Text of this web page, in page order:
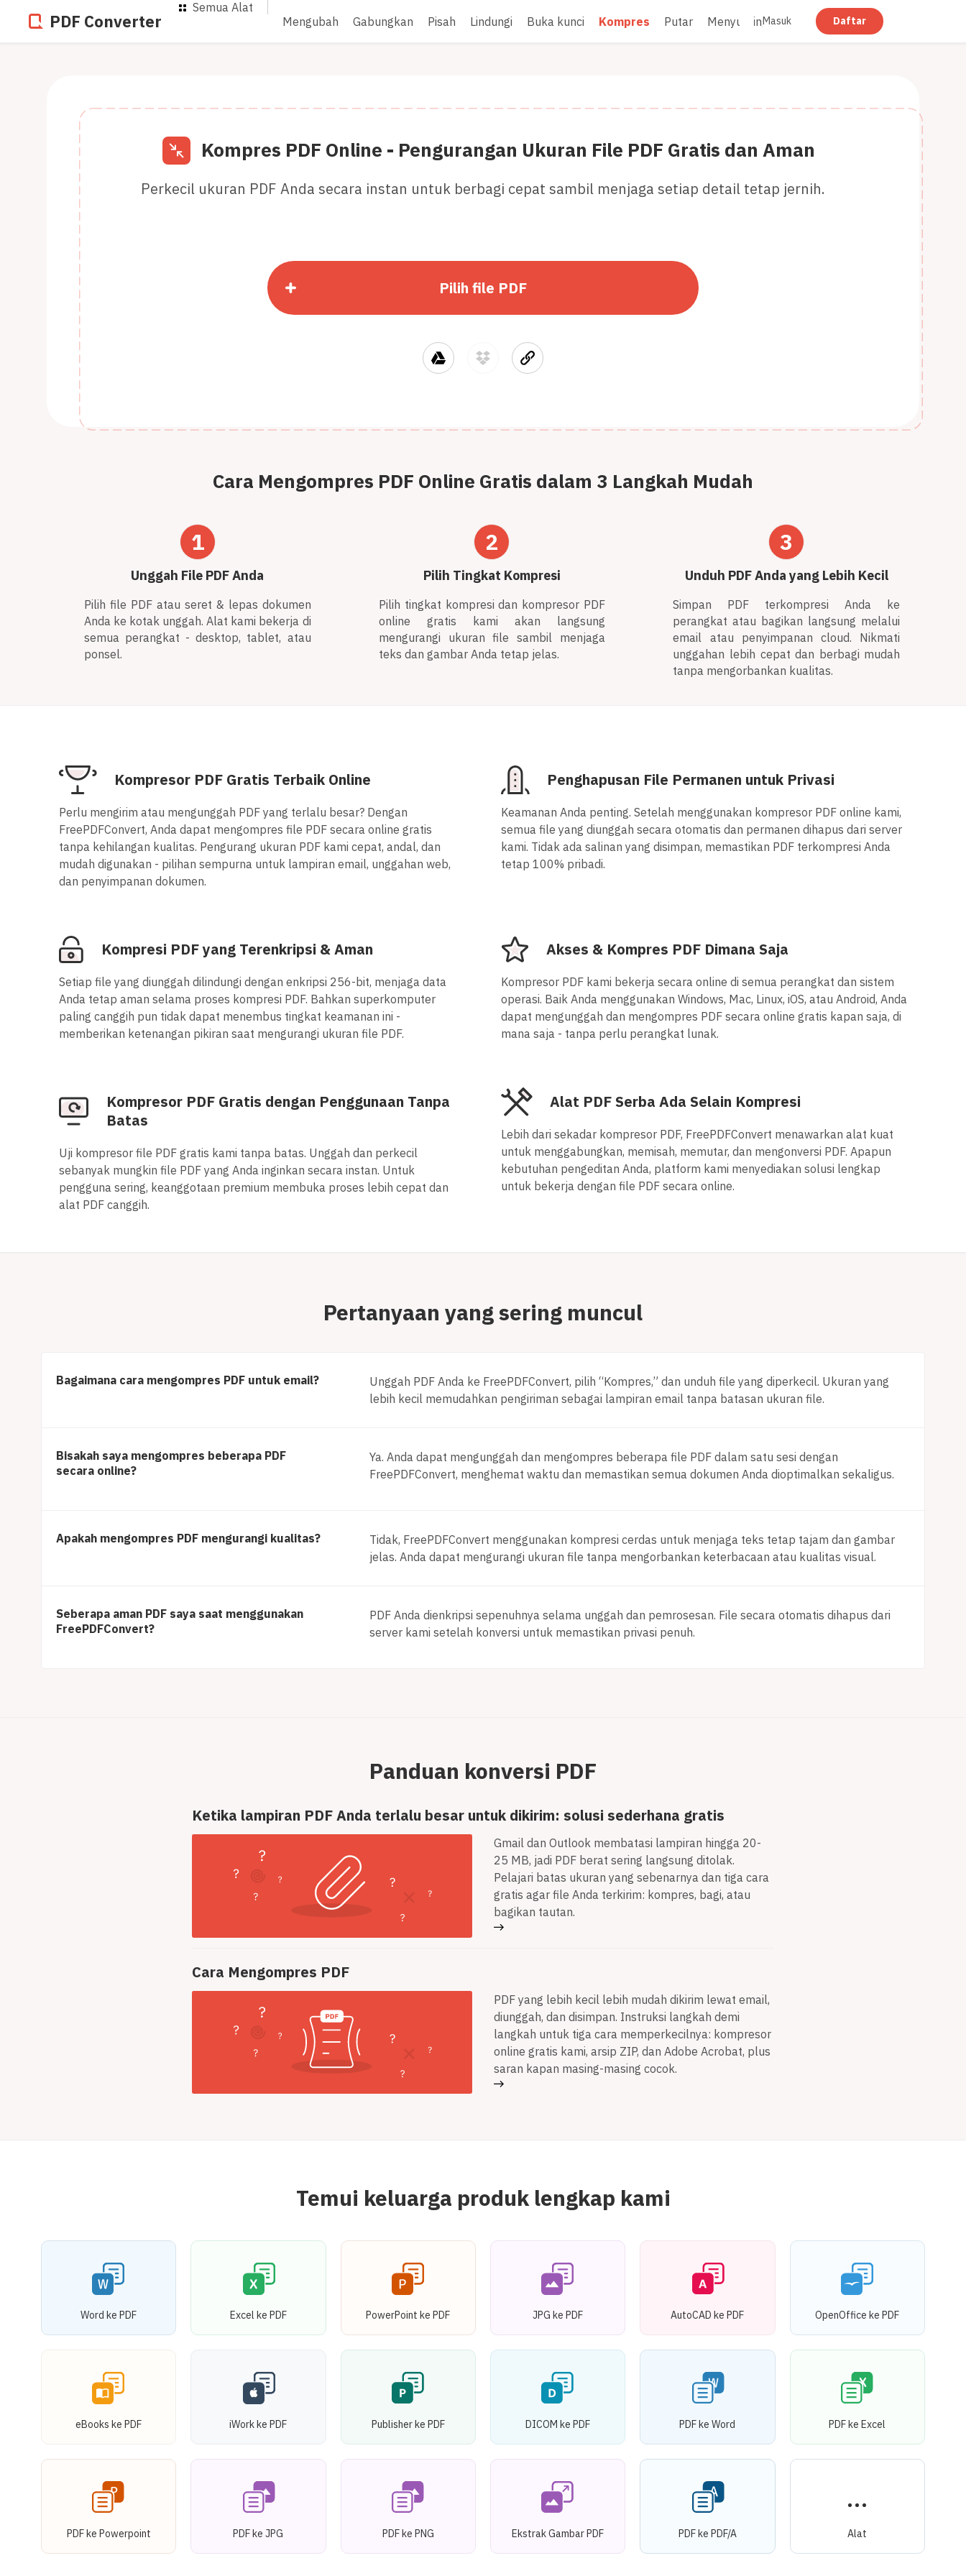
PDF Converter
Semua Alat
Mengubah
Gabungkan Pisah Lindungi Buka kunci Kompres Putar Menyunting Ratakan
Masuk Daftar
Kompres PDF Online - Pengurangan Ukuran File PDF Gratis dan Aman
Perkecil ukuran PDF Anda secara instan untuk berbagi cepat sambil menjaga setiap detail tetap jernih.
Pilih file PDF
Cara Mengompres PDF Online Gratis dalam 3 Langkah Mudah
1
Unggah File PDF Anda
Pilih file PDF atau seret & lepas dokumen
Anda ke kotak unggah. Alat kami bekerja di
semua perangkat - desktop, tablet, atau
ponsel.
2
Pilih Tingkat Kompresi
Pilih tingkat kompresi dan kompresor PDF
online gratis kami akan langsung
mengurangi ukuran file sambil menjaga
teks dan gambar Anda tetap jelas.
3
Unduh PDF Anda yang Lebih Kecil
Simpan PDF terkompresi Anda ke
perangkat atau bagikan langsung melalui
email atau penyimpanan cloud. Nikmati
unggahan lebih cepat dan berbagi mudah
tanpa mengorbankan kualitas.
Kompresor PDF Gratis Terbaik Online
Perlu mengirim atau mengunggah PDF yang terlalu besar? Dengan
FreePDFConvert, Anda dapat mengompres file PDF secara online gratis
tanpa kehilangan kualitas. Pengurang ukuran PDF kami cepat, andal, dan
mudah digunakan - pilihan sempurna untuk lampiran email, unggahan web,
dan penyimpanan dokumen.
Penghapusan File Permanen untuk Privasi
Keamanan Anda penting. Setelah menggunakan kompresor PDF online kami,
semua file yang diunggah secara otomatis dan permanen dihapus dari server
kami. Tidak ada salinan yang disimpan, memastikan PDF terkompresi Anda
tetap 100% pribadi.
Kompresi PDF yang Terenkripsi & Aman
Setiap file yang diunggah dilindungi dengan enkripsi 256-bit, menjaga data
Anda tetap aman selama proses kompresi PDF. Bahkan superkomputer
paling canggih pun tidak dapat menembus tingkat keamanan ini -
memberikan ketenangan pikiran saat mengurangi ukuran file PDF.
Akses & Kompres PDF Dimana Saja
Kompresor PDF kami bekerja secara online di semua perangkat dan sistem
operasi. Baik Anda menggunakan Windows, Mac, Linux, iOS, atau Android, Anda
dapat mengunggah dan mengompres PDF secara online gratis kapan saja, di
mana saja - tanpa perlu perangkat lunak.
Kompresor PDF Gratis dengan Penggunaan Tanpa
Batas
Uji kompresor file PDF gratis kami tanpa batas. Unggah dan perkecil
sebanyak mungkin file PDF yang Anda inginkan secara instan. Untuk
pengguna sering, keanggotaan premium membuka proses lebih cepat dan
alat PDF canggih.
Alat PDF Serba Ada Selain Kompresi
Lebih dari sekadar kompresor PDF, FreePDFConvert menawarkan alat kuat
untuk menggabungkan, memisah, memutar, dan mengonversi PDF. Apapun
kebutuhan pengeditan Anda, platform kami menyediakan solusi lengkap
untuk bekerja dengan file PDF secara online.
Pertanyaan yang sering muncul
Bagaimana cara mengompres PDF untuk email?
Unggah PDF Anda ke FreePDFConvert, pilih “Kompres,” dan unduh file yang diperkecil. Ukuran yang
lebih kecil memudahkan pengiriman sebagai lampiran email tanpa batasan ukuran file.
Bisakah saya mengompres beberapa PDF
secara online?
Ya. Anda dapat mengunggah dan mengompres beberapa file PDF dalam satu sesi dengan
FreePDFConvert, menghemat waktu dan memastikan semua dokumen Anda dioptimalkan sekaligus.
Apakah mengompres PDF mengurangi kualitas?
Tidak, FreePDFConvert menggunakan kompresi cerdas untuk menjaga teks tetap tajam dan gambar
jelas. Anda dapat mengurangi ukuran file tanpa mengorbankan keterbacaan atau kualitas visual.
Seberapa aman PDF saya saat menggunakan
FreePDFConvert?
PDF Anda dienkripsi sepenuhnya selama unggah dan pemrosesan. File secara otomatis dihapus dari
server kami setelah konversi untuk memastikan privasi penuh.
Panduan konversi PDF
Ketika lampiran PDF Anda terlalu besar untuk dikirim: solusi sederhana gratis
Gmail dan Outlook membatasi lampiran hingga 20-
25 MB, jadi PDF berat sering langsung ditolak.
Pelajari batas ukuran yang sebenarnya dan tiga cara
gratis agar file Anda terkirim: kompres, bagi, atau
bagikan tautan.
Cara Mengompres PDF
PDF yang lebih kecil lebih mudah dikirim lewat email,
diunggah, dan disimpan. Instruksi langkah demi
langkah untuk tiga cara memperkecilnya: kompresor
online gratis kami, arsip ZIP, dan Adobe Acrobat, plus
saran kapan masing-masing cocok.
Temui keluarga produk lengkap kami
Word ke PDF Excel ke PDF PowerPoint ke PDF JPG ke PDF AutoCAD ke PDF OpenOffice ke PDF
eBooks ke PDF iWork ke PDF Publisher ke PDF DICOM ke PDF PDF ke Word PDF ke Excel
PDF ke Powerpoint PDF ke JPG PDF ke PNG Ekstrak Gambar PDF PDF ke PDF/A Alat